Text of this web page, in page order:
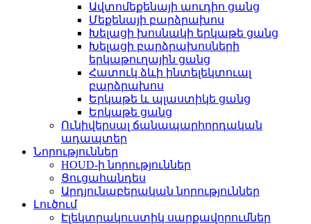
Ավտոմեքենայի աուդիո ցանց
Մեքենայի բարձրախոս
Խելացի խոսնակի երկաթե ցանց
Խելացի բարձրախոսների
երկաթուղային ցանց
Հատուկ ձևի ինտելեկտուալ
բարձրախոս
Երկաթե և պլաստիկե ցանց
Երկաթե ցանց
Ունիվերսալ ճանապարհորդական
ադապտեր
Նորություններ
HOUD-ի նորություններ
Ցուցահանդես
Արդյունաբերական նորություններ
Լուծում
Էլեկտրակուստիկ սարքավորումներ